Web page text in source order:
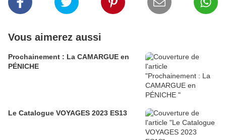
Vous aimerez aussi
Prochainement : La CAMARGUE en
PÉNICHE
Le Catalogue VOYAGES 2023 ES13